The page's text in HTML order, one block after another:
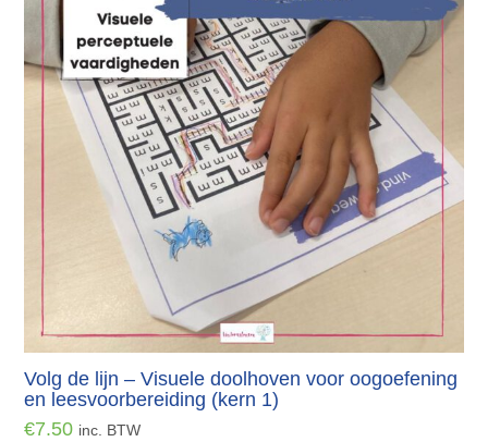
Volg de lijn – Visuele doolhoven voor oogoefening
en leesvoorbereiding (kern 1)
€7.50 inc. BTW